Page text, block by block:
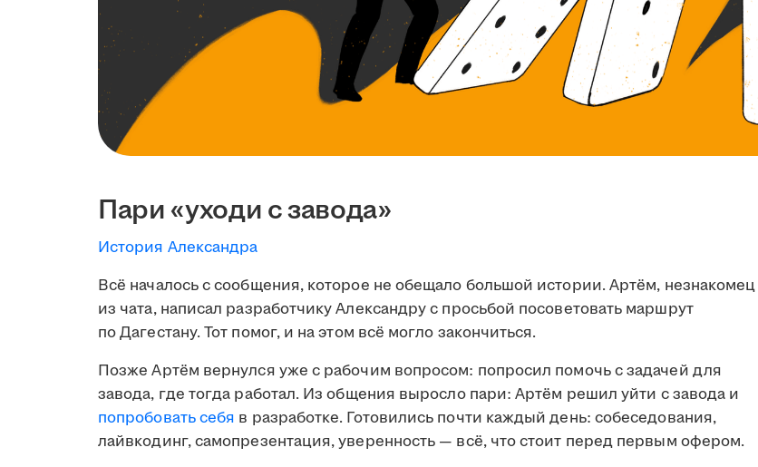
Пари «уходи с завода»
История Александра
Всё началось с сообщения, которое не обещало большой истории. Артём, незнакомец
из чата, написал разработчику Александру с просьбой посоветовать маршрут
по Дагестану. Тот помог, и на этом всё могло закончиться.
Позже Артём вернулся уже с рабочим вопросом: попросил помочь с задачей для
завода, где тогда работал. Из общения выросло пари: Артём решил уйти с завода и
попробовать себя в разработке. Готовились почти каждый день: собеседования,
лайвкодинг, самопрезентация, уверенность — всё, что стоит перед первым офером.